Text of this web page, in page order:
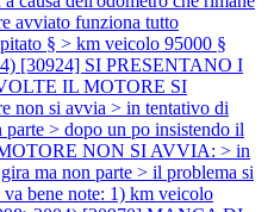
avviato funziona tutto
§ > km veicolo 95000 §
[30924] SI PRESENTANO I
IL MOTORE SI
non si avvia > in tentativo di
> dopo un po insistendo il
NON SI AVVIA: > in
ma non parte > il problema si
va bene note: 1) km veicolo